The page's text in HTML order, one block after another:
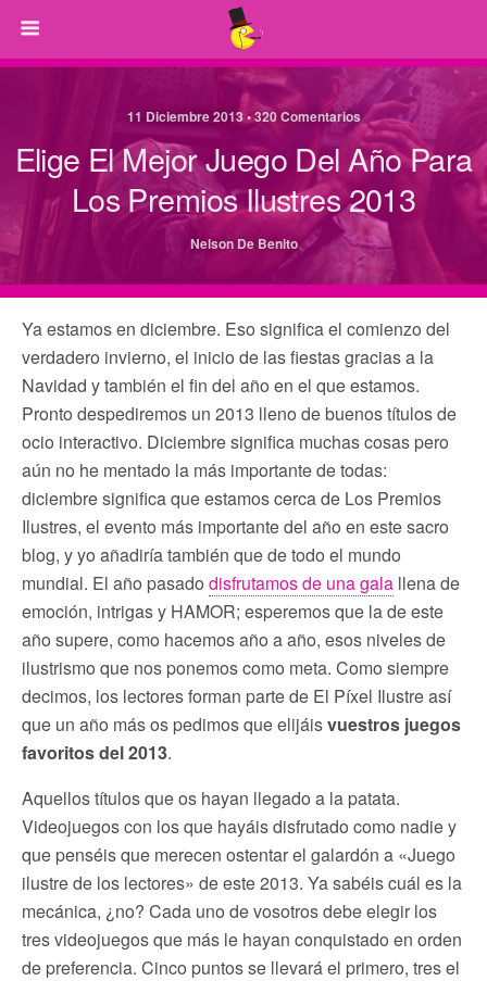
11 Diciembre 2013 • 320 Comentarios
Elige El Mejor Juego Del Año Para
Los Premios Ilustres 2013
Nelson De Benito
Ya estamos en diciembre. Eso significa el comienzo del
verdadero invierno, el inicio de las fiestas gracias a la
Navidad y también el fin del año en el que estamos.
Pronto despediremos un 2013 lleno de buenos títulos de
ocio interactivo. Diciembre significa muchas cosas pero
aún no he mentado la más importante de todas:
diciembre significa que estamos cerca de Los Premios
Ilustres, el evento más importante del año en este sacro
blog, y yo añadiría también que de todo el mundo
mundial. El año pasado disfrutamos de una gala llena de
emoción, intrigas y HAMOR; esperemos que la de este
año supere, como hacemos año a año, esos niveles de
ilustrismo que nos ponemos como meta. Como siempre
decimos, los lectores forman parte de El Píxel Ilustre así
que un año más os pedimos que elijáisvuestros juegos
favoritos del 2013.
Aquellos títulos que os hayan llegado a la patata.
Videojuegos con los que hayáis disfrutado como nadie y
que penséis que merecen ostentar el galardón a «Juego
ilustre de los lectores» de este 2013. Ya sabéis cuál es la
mecánica, ¿no? Cada uno de vosotros debe elegir los
tres videojuegos que más le hayan conquistado en orden
de preferencia. Cinco puntos se llevará el primero, tres el